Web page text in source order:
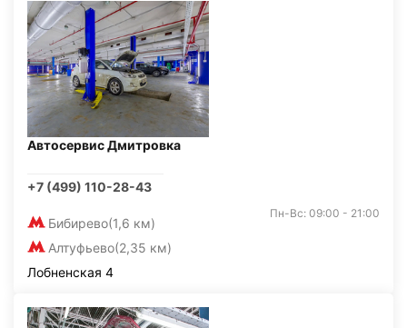
Автосервис Дмитровка
+7 (499) 110-28-43
Бибирево(1,6 км)
Алтуфьево(2,35 км)
Пн-Вс: 09:00 - 21:00
Лобненская 4